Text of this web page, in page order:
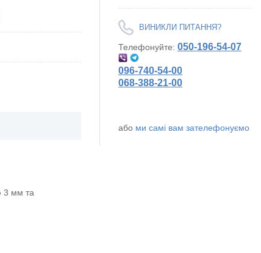
3 мм та
ВИНИКЛИ ПИТАННЯ?
Телефонуйте: 050-196-54-07
096-740-54-00
068-388-21-00
або ми самі вам зателефонуємо